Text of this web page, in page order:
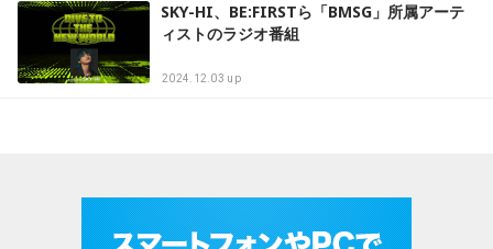
SKY-HI、BE:FIRSTら「BMSG」所属アーテ
ィストのラジオ番組
2024.12.03 up